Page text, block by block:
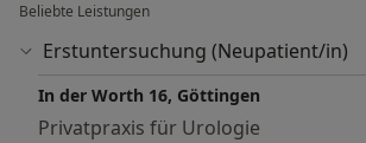
Beliebte Leistungen
Erstuntersuchung (Neupatient/in)
In der Worth 16, Göttingen
Privatpraxis für Urologie